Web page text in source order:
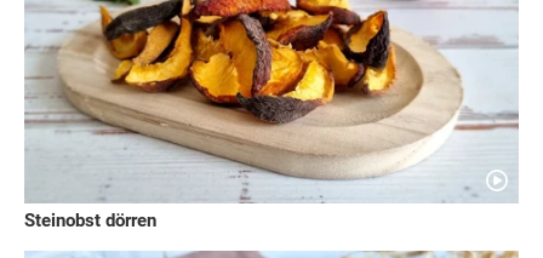
Steinobst dörren